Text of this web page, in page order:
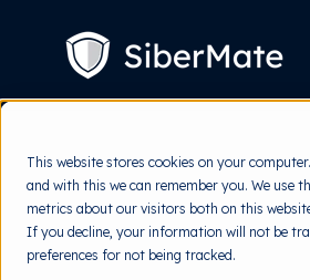
This website stores cookies on your
and with this we can remember you. We use
metrics about our visitors both on this
If you decline, your information will not be
preferences for not being tracked.
CONTENT